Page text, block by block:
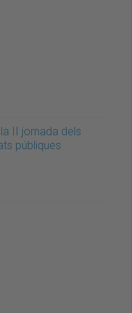
II jornada dels
públiques